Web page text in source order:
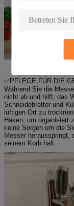
✅PFLEGE FÜR DIE
Während Sie die
nicht ab und hilft, das
Schneidebretter und
luftigen Ort zu
Haken, um organisiert
keine Sorgen um die
Messer herausspringt,
seinem Korb hält.